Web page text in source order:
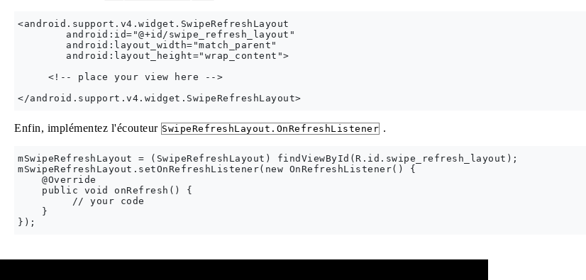
<android.support.v4.widget.SwipeRefreshLayout
        android:id="@+id/swipe_refresh_layout"
        android:layout_width="match_parent"
        android:layout_height="wrap_content">
     <!-- place your view here -->
Enfin, implémentez l'écouteur SwipeRefreshLayout.OnRefreshListener .
mSwipeRefreshLayout = (SwipeRefreshLayout) findViewById(R.id.swipe_refresh_layout);
mSwipeRefreshLayout.setOnRefreshListener(new OnRefreshListener() {
    @Override
    public void onRefresh() {
         // your code
    }